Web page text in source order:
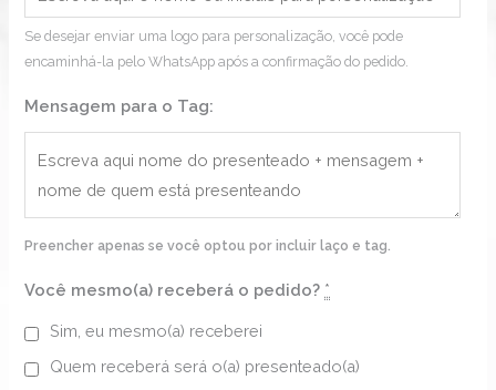
Se desejar enviar uma logo para personalização, você pode
encaminhá-la pelo WhatsApp após a confirmação do pedido.
Mensagem para o Tag:
Preencher apenas se você optou por incluir laço e tag.
Você mesmo(a) receberá o pedido? *
Sim, eu mesmo(a) receberei
Quem receberá será o(a) presenteado(a)